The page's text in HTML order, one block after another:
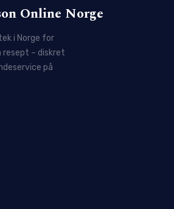
Online Norge
i Norge for
resept – diskret
på